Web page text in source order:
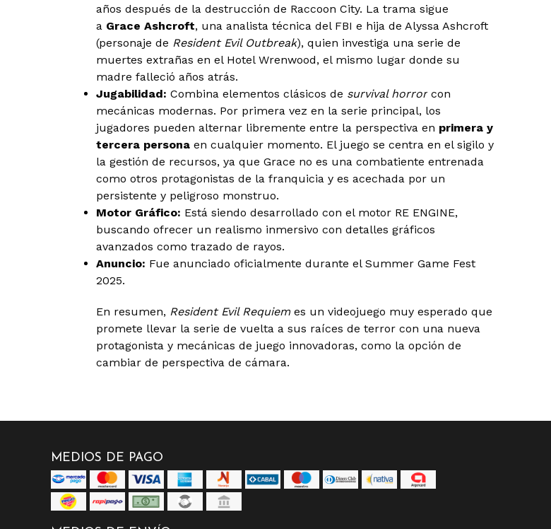
años después de la destrucción de Raccoon City. La trama sigue
a Grace Ashcroft, una analista técnica del FBI e hija de Alyssa Ashcroft
(personaje de Resident Evil Outbreak), quien investiga una serie de
muertes extrañas en el Hotel Wrenwood, el mismo lugar donde su
madre falleció años atrás.
Jugabilidad: Combina elementos clásicos de survival horrorcon
mecánicas modernas. Por primera vez en la serie principal, los
jugadores pueden alternar libremente entre la perspectiva en primera y
tercera personaen cualquier momento. El juego se centra en el sigilo y
la gestión de recursos, ya que Grace no es una combatiente entrenada
como otros protagonistas de la franquicia y es acechada por un
persistente y peligroso monstruo.
Motor Gráfico: Está siendo desarrollado con el motor RE ENGINE,
buscando ofrecer un realismo inmersivo con detalles gráficos
avanzados como trazado de rayos.
Anuncio: Fue anunciado oficialmente durante el Summer Game Fest
2025.
En resumen, Resident Evil Requiemes un videojuego muy esperado que
promete llevar la serie de vuelta a sus raíces de terror con una nueva
protagonista y mecánicas de juego innovadoras, como la opción de
cambiar de perspectiva de cámara.
MEDIOS DE PAGO